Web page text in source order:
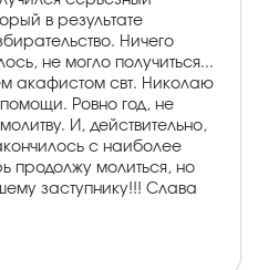
в результате
Ничего
не могло получиться...
акафистом свт. Николаю
Ровно год, не
И, действительно,
с наиболее
продолжу молиться, но
заступнику!!! Слава